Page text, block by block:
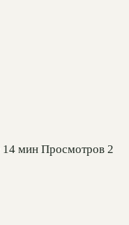
14 мин Просмотров 2